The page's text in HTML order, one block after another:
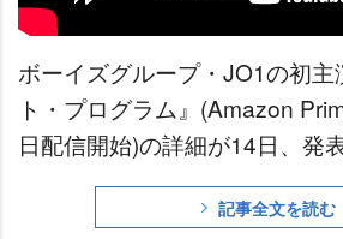
ボーイズグループ・JO1の初
ト・プログラム』(Amazon
日配信開始)の詳細が14日、発
記事全文を読む